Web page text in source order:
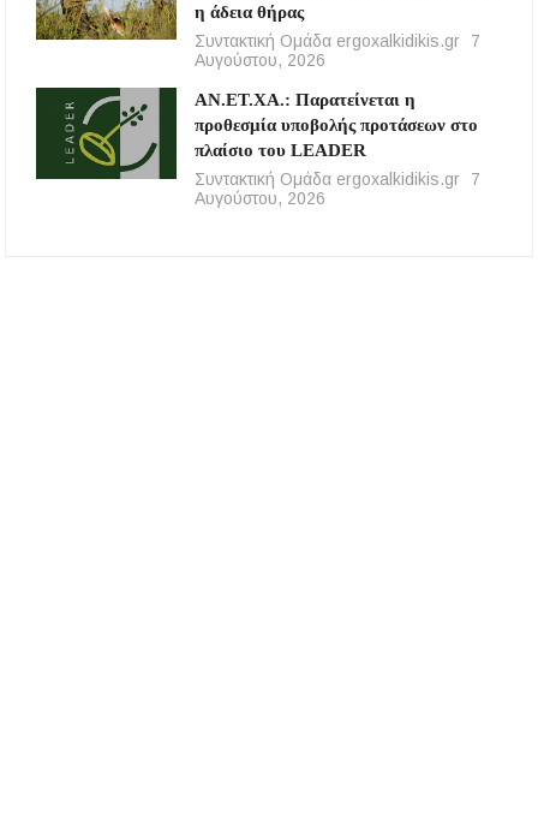
η άδεια θήρας
Συντακτική Ομάδα ergoxalkidikis.gr
7
Αυγούστου, 2026
ΑΝ.ΕΤ.ΧΑ.: Παρατείνεται η
προθεσμία υποβολής προτάσεων στο
πλαίσιο του LEADER
Συντακτική Ομάδα ergoxalkidikis.gr
7
Αυγούστου, 2026